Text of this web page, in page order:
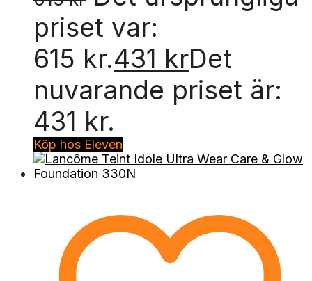
priset var:
615 kr.431 krDet
nuvarande priset är:
431 kr.
Köp hos Eleven